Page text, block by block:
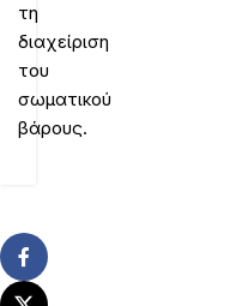
τη
διαχείριση
του
σωματικού
βάρους.